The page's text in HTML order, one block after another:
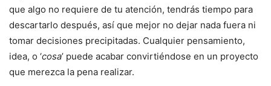
que algo no requiere de tu atención, tendrás tiempo para
descartarlo después, así que mejor no dejar nada fuera ni
tomar decisiones precipitadas. Cualquier pensamiento,
idea, o ‘cosa’ puede acabar convirtiéndose en un proyecto
que merezca la pena realizar.